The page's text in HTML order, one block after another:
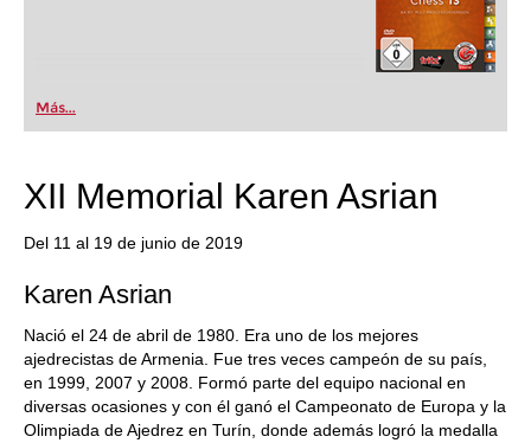
Más...
XII Memorial Karen Asrian
Del 11 al 19 de junio de 2019
Karen Asrian
Nació el 24 de abril de 1980. Era uno de los mejores
ajedrecistas de Armenia. Fue tres veces campeón de su país,
en 1999, 2007 y 2008. Formó parte del equipo nacional en
diversas ocasiones y con él ganó el Campeonato de Europa y la
Olimpiada de Ajedrez en Turín, donde además logró la medalla